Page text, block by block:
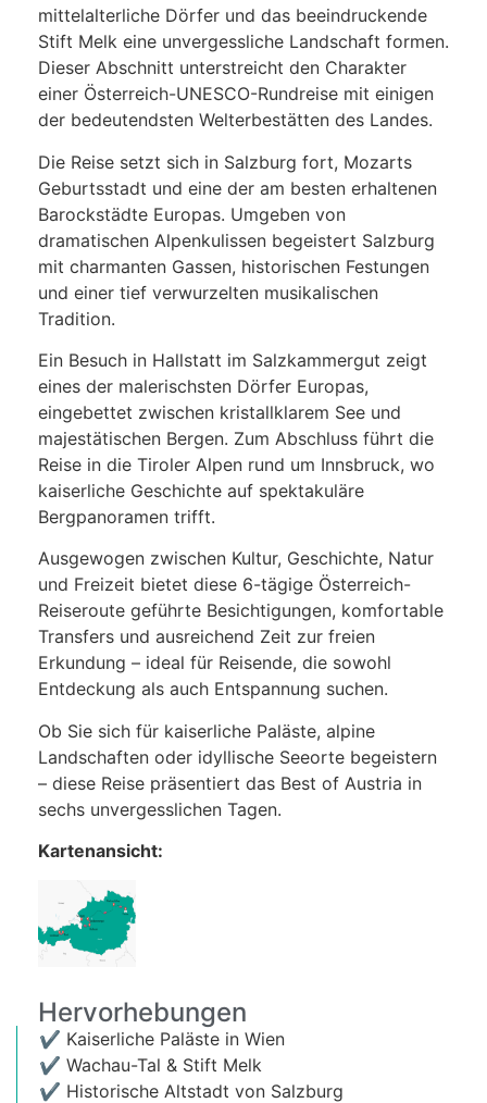
mittelalterliche Dörfer und das beeindruckende
Stift Melk eine unvergessliche Landschaft formen.
Dieser Abschnitt unterstreicht den Charakter
einer Österreich-UNESCO-Rundreise mit einigen
der bedeutendsten Welterbestätten des Landes.
Die Reise setzt sich in Salzburg fort, Mozarts
Geburtsstadt und eine der am besten erhaltenen
Barockstädte Europas. Umgeben von
dramatischen Alpenkulissen begeistert Salzburg
mit charmanten Gassen, historischen Festungen
und einer tief verwurzelten musikalischen
Tradition.
Ein Besuch in Hallstatt im Salzkammergut zeigt
eines der malerischsten Dörfer Europas,
eingebettet zwischen kristallklarem See und
majestätischen Bergen. Zum Abschluss führt die
Reise in die Tiroler Alpen rund um Innsbruck, wo
kaiserliche Geschichte auf spektakuläre
Bergpanoramen trifft.
Ausgewogen zwischen Kultur, Geschichte, Natur
und Freizeit bietet diese 6-tägige Österreich-
Reiseroute geführte Besichtigungen, komfortable
Transfers und ausreichend Zeit zur freien
Erkundung – ideal für Reisende, die sowohl
Entdeckung als auch Entspannung suchen.
Ob Sie sich für kaiserliche Paläste, alpine
Landschaften oder idyllische Seeorte begeistern
– diese Reise präsentiert das Best of Austria in
sechs unvergesslichen Tagen.
Kartenansicht:
Hervorhebungen
✔ Kaiserliche Paläste in Wien
✔ Wachau-Tal & Stift Melk
✔ Historische Altstadt von Salzburg